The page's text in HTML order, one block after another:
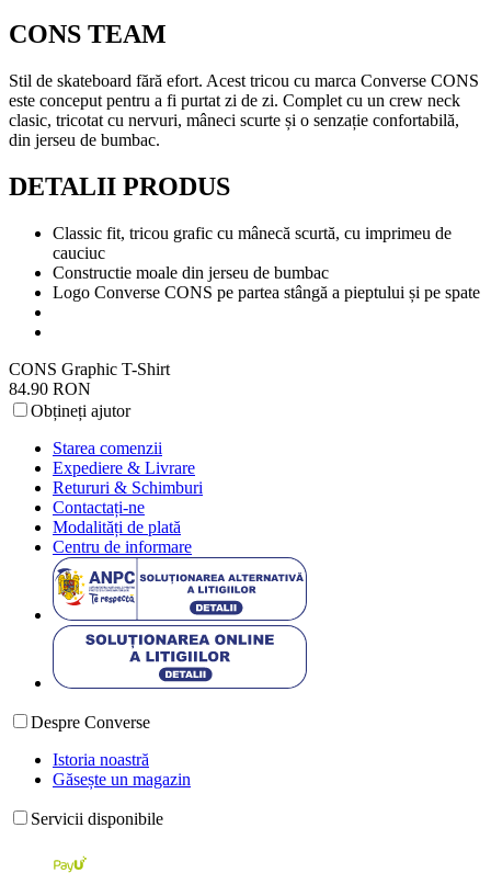
CONS TEAM
Stil de skateboard fără efort. Acest tricou cu marca Converse CONS
este conceput pentru a fi purtat zi de zi. Complet cu un crew neck
clasic, tricotat cu nervuri, mâneci scurte și o senzație confortabilă,
din jerseu de bumbac.
DETALII PRODUS
Classic fit, tricou grafic cu mânecă scurtă, cu imprimeu de
cauciuc
Constructie moale din jerseu de bumbac
Logo Converse CONS pe partea stângă a pieptului și pe spate
CONS Graphic T-Shirt
84.90 RON
Obțineți ajutor
Starea comenzii
Expediere & Livrare
Retururi & Schimburi
Contactați-ne
Modalități de plată
Centru de informare
Despre Converse
Istoria noastră
Găsește un magazin
Servicii disponibile